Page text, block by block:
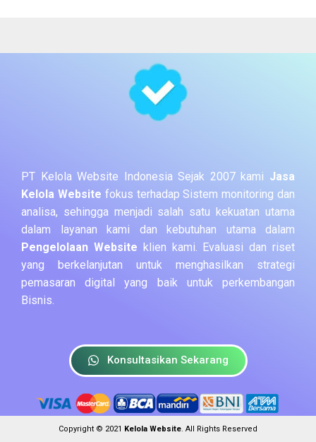
PT Kelola Website Indonesia Sejak 2007 kami Jasa
Kelola Website fokus terhadap Sistem monitoring dan
analisa, sehingga menjadi salah satu kekuatan utama
dalam layanan kami dan kebutuhan utama dalam
Pengelolaan Website klien kami. Evaluasi dan riset
yang berkelanjutan untuk menghasilkan strategi
pemasaran digital yang baik untuk perkembangan
Bisnis.
Konsultasikan Sekarang
Copyright © 2021 Kelola Website. All Rights Reserved